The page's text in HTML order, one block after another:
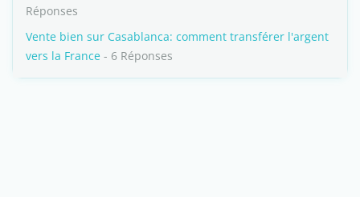
Réponses
Vente bien sur Casablanca: comment transférer l'argent
vers la France - 6 Réponses